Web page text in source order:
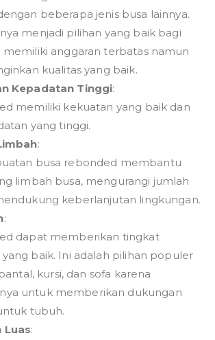
beberapa jenis busa lainnya.
menjadi pilihan yang baik bagi
memiliki anggaran terbatas namun
kualitas yang baik.
Kepadatan Tinggi:
memiliki kekuatan yang baik dan
yang tinggi.
:
busa rebonded membantu
limbah busa, mengurangi jumlah
keberlanjutan lingkungan.
:
dapat memberikan tingkat
baik. Ini adalah pilihan populer
kursi, dan sofa karena
untuk memberikan dukungan
tubuh.
Luas: